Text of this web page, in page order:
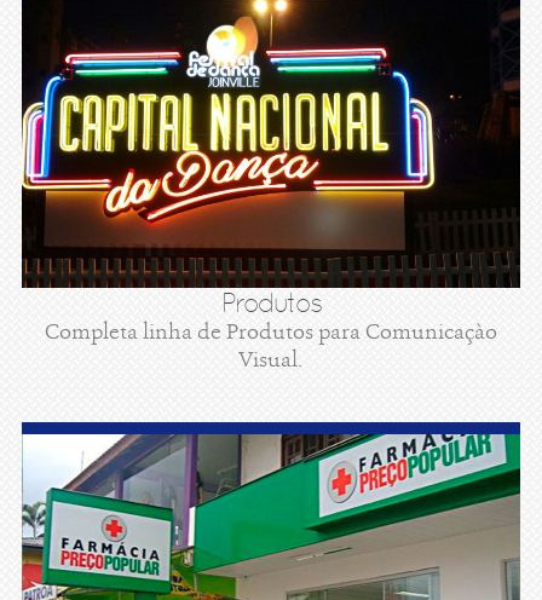
Produtos
Completa linha de Produtos para Comunicaçào
Visual.